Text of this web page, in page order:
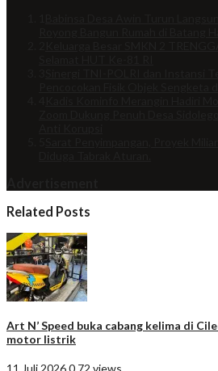
Related Posts
Art N’ Speed buka cabang kelima di
motor listrik
11 Juli 20260 72 views